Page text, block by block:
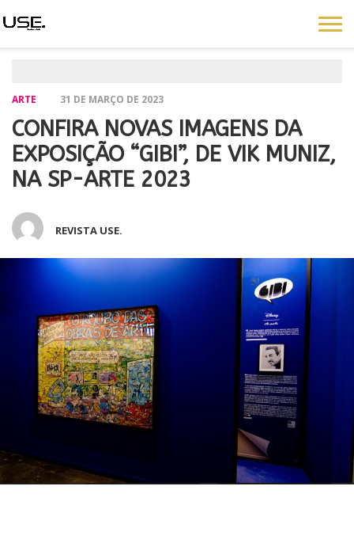
ARTE 31 DE MARÇO DE 2023
CONFIRA NOVAS IMAGENS DA
EXPOSIÇÃO “GIBI”, DE VIK MUNIZ,
NA SP-ARTE 2023
REVISTA USE.